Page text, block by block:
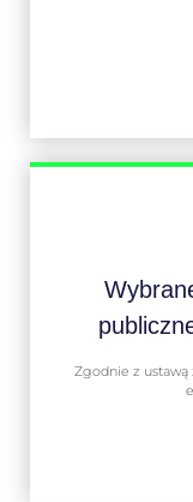
Zgodnie z ustawą